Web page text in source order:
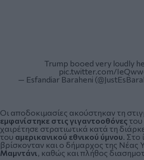
Trump booed very loudly
pic.twitter.com/
— Esfandiar Baraheni
Οι αποδοκιμασίες ακούστηκαν τη
εμφανίστηκε στις γιγαντοοθόνεςτου
χαιρέτησε στρατιωτικά κατά τη
του αμερικανικού εθνικού ύμνου. Στο
βρίσκονταν και ο δήμαρχος της Νέας
Μαμντάνι, καθώς και πλήθος